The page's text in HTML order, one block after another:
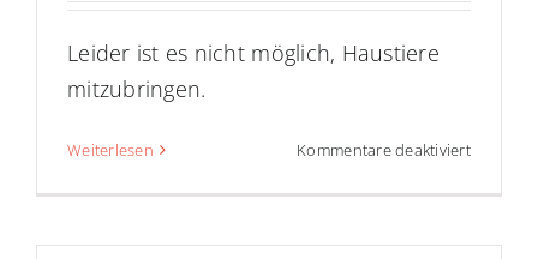
Leider ist es nicht möglich, Haustiere
mitzubringen.
Weiterlesen Kommentare deaktiviertfür
ich